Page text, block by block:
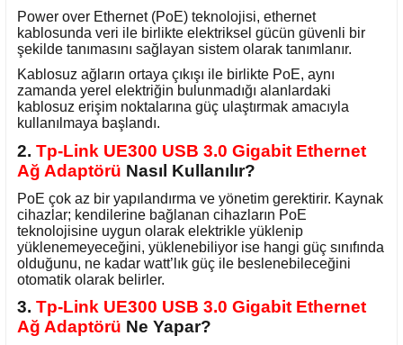
Power over Ethernet (PoE) teknolojisi, ethernet
kablosunda veri ile birlikte elektriksel gücün güvenli bir
şekilde tanımasını sağlayan sistem olarak tanımlanır.
Kablosuz ağların ortaya çıkışı ile birlikte PoE, aynı
zamanda yerel elektriğin bulunmadığı alanlardaki
kablosuz erişim noktalarına güç ulaştırmak amacıyla
kullanılmaya başlandı.
2. Tp-Link UE300 USB 3.0 Gigabit Ethernet
Ağ Adaptörü Nasıl Kullanılır?
PoE çok az bir yapılandırma ve yönetim gerektirir. Kaynak
cihazlar; kendilerine bağlanan cihazların PoE
teknolojisine uygun olarak elektrikle yüklenip
yüklenemeyeceğini, yüklenebiliyor ise hangi güç sınıfında
olduğunu, ne kadar watt’lık güç ile beslenebileceğini
otomatik olarak belirler.
3. Tp-Link UE300 USB 3.0 Gigabit Ethernet
Ağ Adaptörü Ne Yapar?